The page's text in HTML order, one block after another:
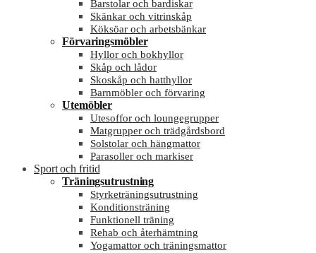
Barstolar och bardiskar
Skänkar och vitrinskåp
Köksöar och arbetsbänkar
Förvaringsmöbler
Hyllor och bokhyllor
Skåp och lådor
Skoskåp och hatthyllor
Barnmöbler och förvaring
Utemöbler
Utesoffor och loungegrupper
Matgrupper och trädgårdsbord
Solstolar och hängmattor
Parasoller och markiser
Sport och fritid
Träningsutrustning
Styrketräningsutrustning
Konditionsträning
Funktionell träning
Rehab och återhämtning
Yogamattor och träningsmattor